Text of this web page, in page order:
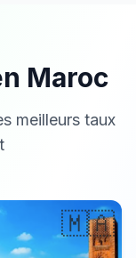
Maroc
meilleurs taux
🇲🇦